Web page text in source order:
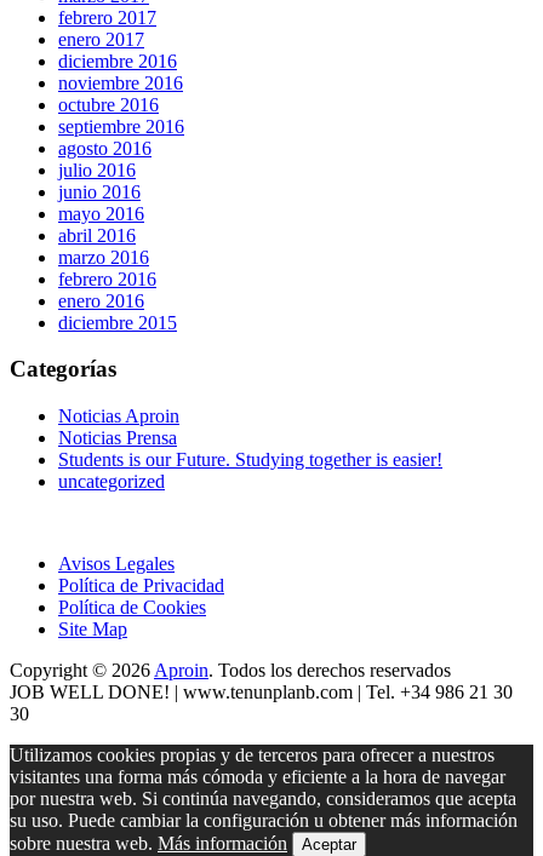
febrero 2017
enero 2017
diciembre 2016
noviembre 2016
octubre 2016
septiembre 2016
agosto 2016
julio 2016
junio 2016
mayo 2016
abril 2016
marzo 2016
febrero 2016
enero 2016
diciembre 2015
Categorías
Noticias Aproin
Noticias Prensa
Students is our Future. Studying together is easier!
uncategorized
Avisos Legales
Política de Privacidad
Política de Cookies
Site Map
Copyright © 2026 Aproin. Todos los derechos reservados
JOB WELL DONE! | www.tenunplanb.com | Tel. +34 986 21 30
30
Utilizamos cookies propias y de terceros para ofrecer a nuestros
visitantes una forma más cómoda y eficiente a la hora de navegar
por nuestra web. Si continúa navegando, consideramos que acepta
su uso. Puede cambiar la configuración u obtener más información
sobre nuestra web. Más información Aceptar